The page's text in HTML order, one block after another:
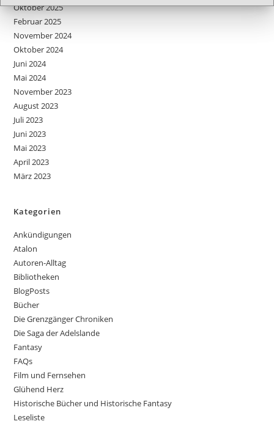
Oktober 2025
Februar 2025
November 2024
Oktober 2024
Juni 2024
Mai 2024
November 2023
August 2023
Juli 2023
Juni 2023
Mai 2023
April 2023
März 2023
Kategorien
Ankündigungen
Atalon
Autoren-Alltag
Bibliotheken
BlogPosts
Bücher
Die Grenzgänger Chroniken
Die Saga der Adelslande
Fantasy
FAQs
Film und Fernsehen
Glühend Herz
Historische Bücher und Historische Fantasy
Leseliste